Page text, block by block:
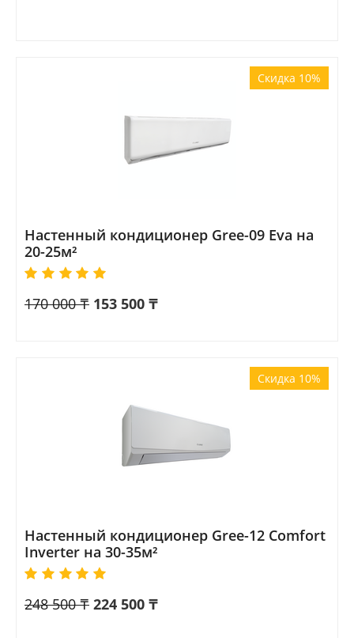
Скидка 10%
Настенный кондиционер Gree-09 Eva на
20-25м²
170 000 ₸ 153 500 ₸
Скидка 10%
Настенный кондиционер Gree-12 Comfort
Inverter на 30-35м²
248 500 ₸ 224 500 ₸